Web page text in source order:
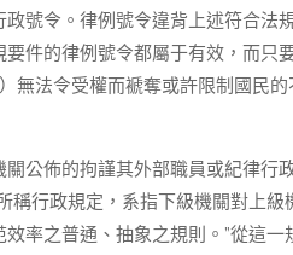
號令。律例號令違背上述符合法
件的律例號令都屬于有效，而只
無法令受權而褫奪或許限制國民
公佈的拘謹其外部職員或紀律行
稱行政規定，系指下級機關對上
效率之普通、抽象之規則。”從這